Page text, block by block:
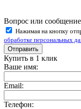
Вопрос или сообщение
Нажимая на кнопку
обработке персональных
Купить в 1 клик
Ваше имя:
Email:
Телефон: